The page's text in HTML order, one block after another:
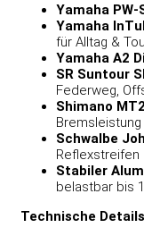
Yamaha
Yamaha
für Alltag &
Yamaha A2
SR Suntour
Federweg,
Shimano
Schwalbe
Reflexstreifen
Stabiler
belastbar bis
Technische Details